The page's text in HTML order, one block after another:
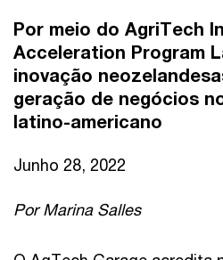
Por meio do AgriTech
Acceleration Program
inovação
geração de negócios
latino-americano
Junho 28, 2022
Por Marina Salles